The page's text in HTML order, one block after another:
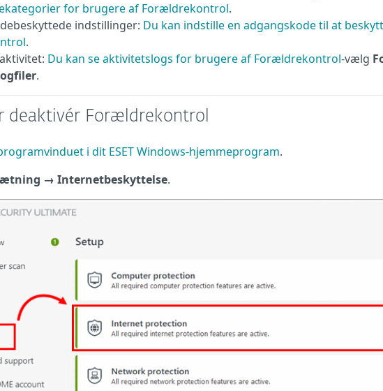
for brugere af Forældrekontrol.
indstillinger: Du kan indstille en adgangskode til at
.
Du kan se aktivitetslogs for brugere af Forældrekontrol-vælg
.
deaktivér Forældrekontrol
i dit ESET Windows-hjemmeprogram.
→ Internetbeskyttelse.